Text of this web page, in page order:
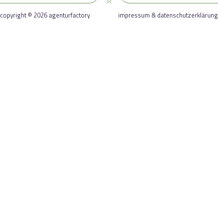
copyright © 2026 agenturfactory impressum & datenschutzerklärung